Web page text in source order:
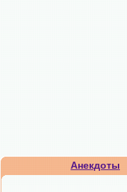
Анекдоты